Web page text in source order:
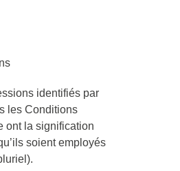
identifiés par
les Conditions
ont la signification
soient employés